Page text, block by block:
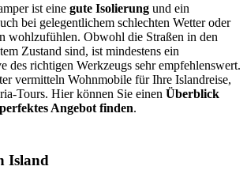
ist eine gute Isolierung und ein
bei gelegentlichem schlechten Wetter oder
wohlzufühlen. Obwohl die Straßen in den
Zustand sind, ist mindestens ein
des richtigen Werkzeugs sehr empfehlenswert.
vermitteln Wohnmobile für Ihre Islandreise,
Tours. Hier können Sie einen Überblick
Angebot finden.
Island